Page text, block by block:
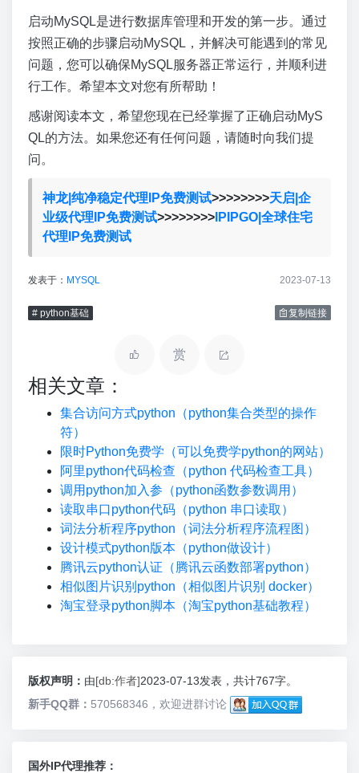
启动MySQL是进行数据库管理和开发的第一步。通过
按照正确的步骤启动MySQL，并解决可能遇到的常见
问题，您可以确保MySQL服务器正常运行，并顺利进
行工作。希望本文对您有所帮助！
感谢阅读本文，希望您现在已经掌握了正确启动MyS
QL的方法。如果您还有任何问题，请随时向我们提
问。
神龙|纯净稳定代理IP免费测试>>>>>>>>天启|企
业级代理IP免费测试>>>>>>>>IPIPGO|全球住宅
代理IP免费测试
发表于： MYSQL 2023-07-13
# python基础 复制链接
赏
相关文章：
集合访问方式python（python集合类型的操作
符）
限时Python免费学（可以免费学python的网站）
阿里python代码检查（python 代码检查工具）
调用python加入参（python函数参数调用）
读取串口python代码（python 串口读取）
词法分析程序python（词法分析程序流程图）
设计模式python版本（python做设计）
腾讯云python认证（腾讯云函数部署python）
相似图片识别python（相似图片识别 docker）
淘宝登录python脚本（淘宝python基础教程）
版权声明： 由[db:作者]2023-07-13发表，共计767字。
新手QQ群： 570568346，欢迎进群讨论
国外IP代理推荐：